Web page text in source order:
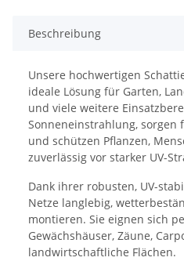
Beschreibung
Unsere hochwertigen
ideale Lösung für Garten,
und viele weitere
Sonneneinstrahlung, sorgen
und schützen Pflanzen,
zuverlässig vor starker UV-
Dank ihrer robusten, UV-
Netze langlebig,
montieren. Sie eignen sich
Gewächshäuser, Zäune,
landwirtschaftliche Flächen.